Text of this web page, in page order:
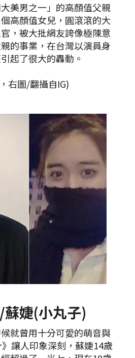
美男之一」的高顏值父親
高顏值女兒，圓滾滾的大
，被大批網友誇像極陳意
的事業，在台灣以演員身
起了很大的轟動。
右圖/翻攝自IG)
婕(小丸子)
就曾用十分可愛的萌音與
讓人印象深刻，蘇婕14歲